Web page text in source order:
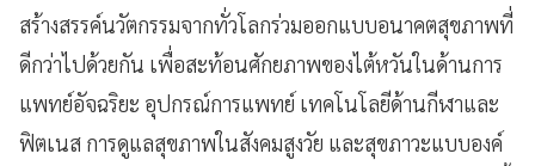
สร้างสรรค์นวัตกรรมจากทั่วโลกร่วมออกแบบอนาคตสุขภาพที่
ดีกว่าไปด้วยกัน เพื่อสะท้อนศักยภาพของไต้หวันในด้านการ
แพทย์อัจฉริยะ อุปกรณ์การแพทย์ เทคโนโลยีด้านกีฬาและ
ฟิตเนส การดูแลสุขภาพในสังคมสูงวัย และสุขภาวะแบบองค์